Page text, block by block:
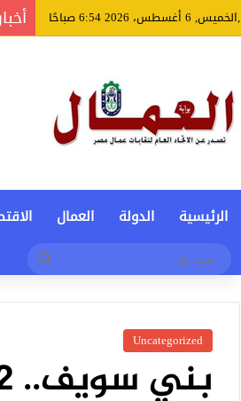
,الخميس, 6 أغسطس، 2026 6:54 صباحًا
الرئيسية الدولة العمال
Uncategorized